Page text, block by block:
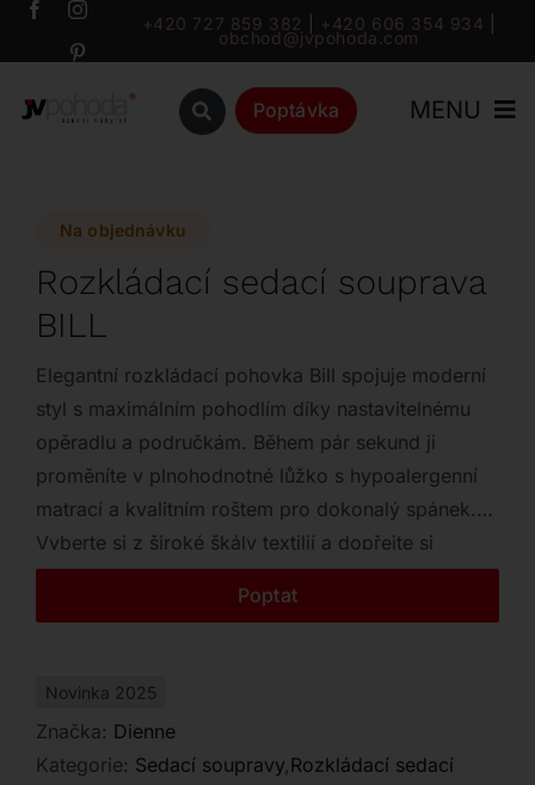
Přeskočit
+420 727 859 382 +420 606 354 934
obchod@jvpohoda.com
Poptávka MENU
Značky
Outlet
Kontakt
Na objednávku
Rozkládací sedací souprava
BILL
Elegantní rozkládací pohovka Bill spojuje moderní
styl s maximálním pohodlím díky nastavitelnému
opěradlu a područkám. Během pár sekund ji
proměníte v plnohodnotné lůžko s hypoalergenní
matrací a kvalitním roštem pro dokonalý spánek.
Vyberte si z široké škály textilií a dopřejte si
luxusní odpočinek v italském designu.
Poptat
Novinka 2025
Značka: Dienne
Kategorie: Sedací soupravy,Rozkládací sedací